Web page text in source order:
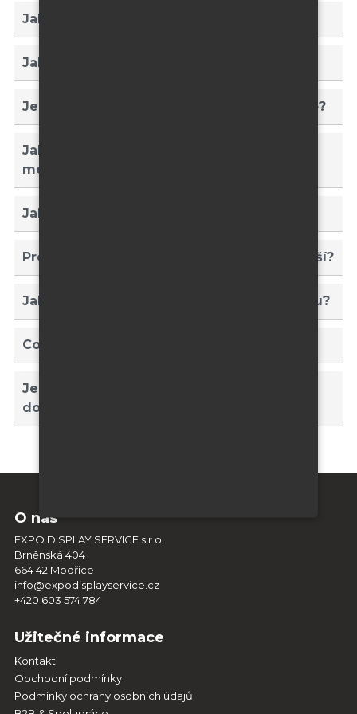
Jak probíhá montáž a instalace?
Jak snadno lze vyměnit grafiku?
Je možné využít Frame Rollup oboustranně?
Jak je řešena stabilita bez navijákového
mechanismu?
Jak náročná je doprava a skladování?
Pro jaké typy použití je systém nejvhodnější?
Jak vybrat správnou variantu Frame Rollupu?
Co ovlivňuje cenu Frame Rollupu?
Je možné jednotlivé konstrukce spojovat
dohromady do jednoho velikého celku?
O nás
EXPO DISPLAY SERVICE s.r.o.
Brněnská 404
664 42 Modřice
info@expodisplayservice.cz
+420 603 574 784
Užitečné informace
Kontakt
Obchodní podmínky
Podmínky ochrany osobních údajů